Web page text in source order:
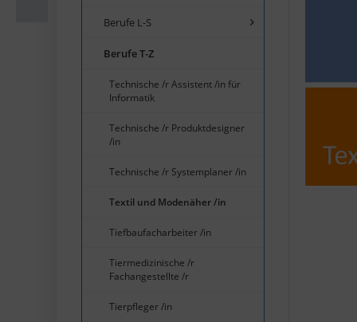
Berufe L-S
Berufe T-Z
Technische /r Assistent /in für
Informatik
Technische /r Produktdesigner
/in
Technische /r Systemplaner /in
Textil und Modenäher /in
Tiefbaufacharbeiter /in
Tiermedizinische /r
Fachangestellte /r
Tierpfleger /in